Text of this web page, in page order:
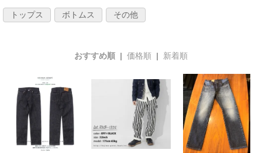
トップス ボトムス その他
おすすめ順 | 価格順 | 新着順